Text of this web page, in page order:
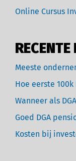
Online Cursus
RECENTE
Meeste
Hoe eerste
Wanneer als
Goed DGA
Kosten bij